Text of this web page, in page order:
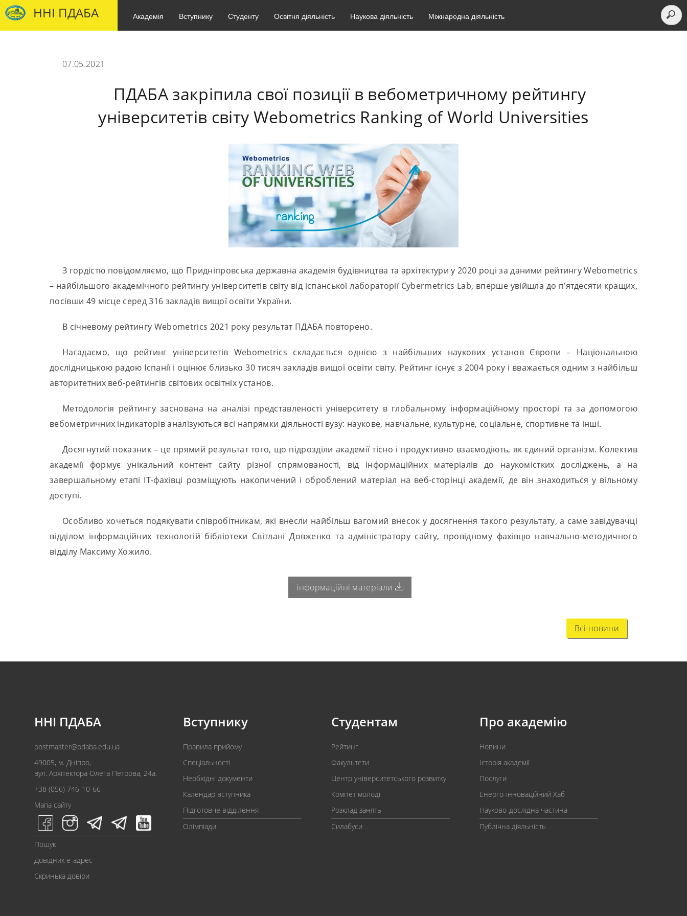
ННІ ПДАБА Академія Вступнику Студенту Освітня діяльність Наукова діяльність Міжнародна діяльність
07.05.2021
ПДАБА закріпила свої позиції в вебометричному рейтингу
університетів світу Webometrics Ranking of World Universities
З гордістю повідомляємо, що Придніпровська державна академія будівництва та архітектури у 2020 році за даними рейтингу Webometrics
– найбільшого академічного рейтингу університетів світу від іспанської лабораторії Cybermetrics Lab, вперше увійшла до п’ятдесяти кращих,
посівши 49 місце серед 316 закладів вищої освіти України.
В січневому рейтингу Webometrics 2021 року результат ПДАБА повторено.
Нагадаємо, що рейтинг університетів Webometrics складається однією з найбільших наукових установ Європи – Національною
дослідницькою радою Іспанії і оцінює близько 30 тисяч закладів вищої освіти світу. Рейтинг існує з 2004 року і вважається одним з найбільш
авторитетних веб-рейтингів світових освітніх установ.
Методологія рейтингу заснована на аналізі представленості університету в глобальному інформаційному просторі та за допомогою
вебометричних індикаторів аналізуються всі напрямки діяльності вузу: наукове, навчальне, культурне, соціальне, спортивне та інші.
Досягнутий показник – це прямий результат того, що підрозділи академії тісно і продуктивно взаємодіють, як єдиний організм. Колектив
академії формує унікальний контент сайту різної спрямованості, від інформаційних матеріалів до наукомістких досліджень, а на
завершальному етапі IT-фахівці розміщують накопичений і оброблений матеріал на веб-сторінці академії, де він знаходиться у вільному
доступі.
Особливо хочеться подякувати співробітникам, які внесли найбільш вагомий внесок у досягнення такого результату, а саме завідувачці
відділом інформаційних технологій бібліотеки Світлані Довженко та адміністратору сайту, провідному фахівцю навчально-методичного
відділу Максиму Хожило.
інформаційні матеріали
Всі новини
ННІ ПДАБА
postmaster@pdaba.edu.ua
49005, м. Дніпро,
вул. Архітектора Олега Петрова, 24а.
+38 (056) 746-10-66
Мапа сайту
Пошук
Довідник e-адрес
Скринька довіри
Вступнику
Правила прийому
Спеціальності
Необхідні документи
Календар вступника
Підготовче відділення
Олімпіади
Студентам
Рейтинг
Факультети
Центр університетського розвитку
Комітет молоді
Розклад занять
Силабуси
Про академію
Новини
Історія академії
Послуги
Енерго-інноваційний Хаб
Науково-дослідна частина
Публічна діяльність